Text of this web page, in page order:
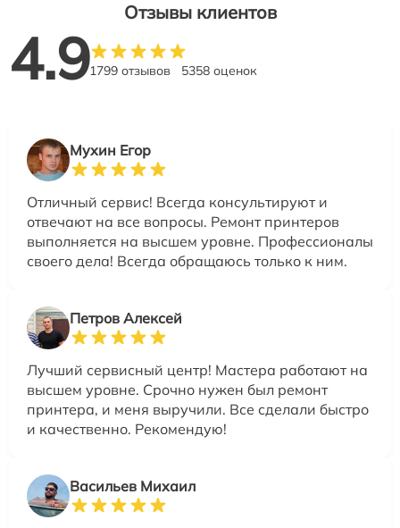
Отзывы клиентов
4.91799 отзывов 5358 оценок
Мухин Егор
Отличный сервис! Всегда консультируют и
отвечают на все вопросы. Ремонт принтеров
выполняется на высшем уровне. Профессионалы
своего дела! Всегда обращаюсь только к ним.
Петров Алексей
Лучший сервисный центр! Мастера работают на
высшем уровне. Срочно нужен был ремонт
принтера, и меня выручили. Все сделали быстро
и качественно. Рекомендую!
Васильев Михаил